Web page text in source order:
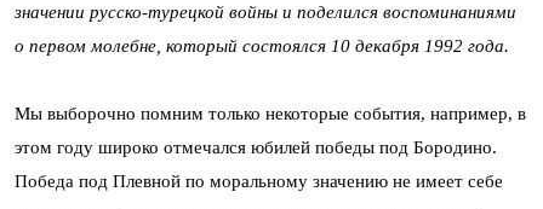
значении русско-турецкой войны и поделился воспоминаниями
о первом молебне, который состоялся 10 декабря 1992 года.
Мы выборочно помним только некоторые события, например, в
этом году широко отмечался юбилей победы под Бородино.
Победа под Плевной по моральному значению не имеет себе